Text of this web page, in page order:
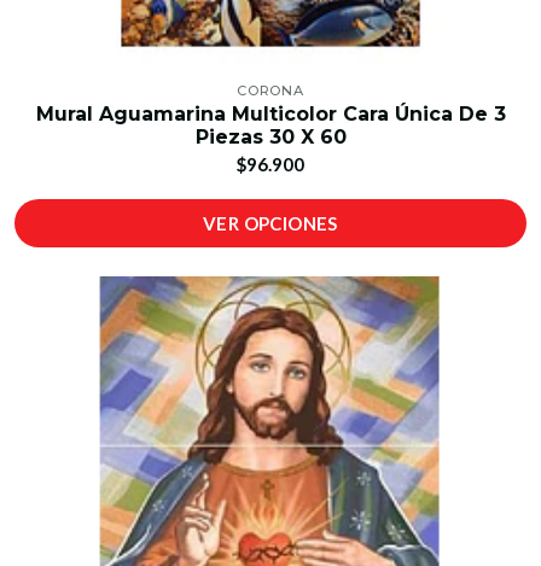
CORONA
Mural Aguamarina Multicolor Cara Única De 3
Piezas 30 X 60
$96.900
VER OPCIONES